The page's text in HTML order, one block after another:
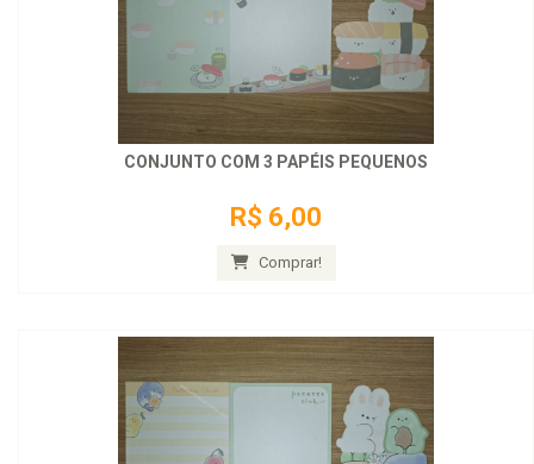
CONJUNTO COM 3 PAPÉIS PEQUENOS
R$ 6,00
Comprar!